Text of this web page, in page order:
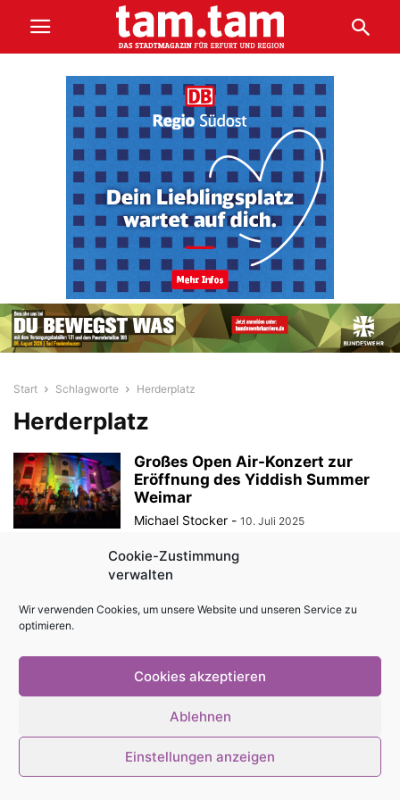
Cookie-Zustimmung
verwalten
Wir verwenden Cookies, um unsere Website und unseren Service zu
optimieren.
Cookies akzeptieren
Ablehnen
Einstellungen anzeigen
Start Schlagworte Herderplatz
Herderplatz
Großes Open Air-Konzert zur
Eröffnung des Yiddish Summer
Weimar
Michael Stocker - 10. Juli 2025
© Stadtmagazin tam.tam 2026